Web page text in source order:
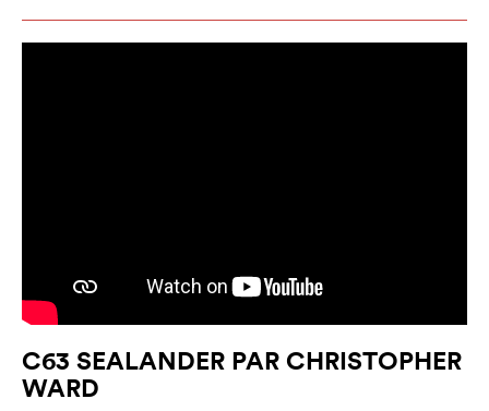
C63 SEALANDER PAR CHRISTOPHER
WARD